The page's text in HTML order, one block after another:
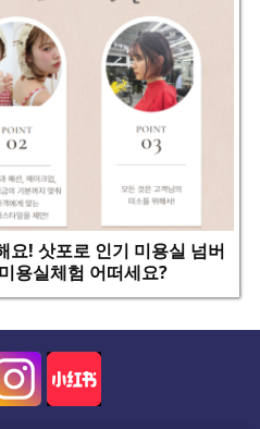
요! 삿포로 인기 미용실 넘버
용실체험 어떠세요?